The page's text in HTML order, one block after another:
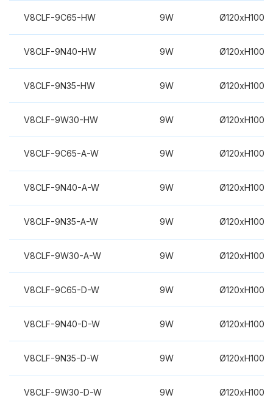
V8CLF-9C65-HW 9W
V8CLF-9N40-HW 9W
V8CLF-9N35-HW 9W
V8CLF-9W30-HW 9W
V8CLF-9C65-A-W 9W
V8CLF-9N40-A-W 9W
V8CLF-9N35-A-W 9W
V8CLF-9W30-A-W 9W
V8CLF-9C65-D-W 9W
V8CLF-9N40-D-W 9W
V8CLF-9N35-D-W 9W
V8CLF-9W30-D-W 9W